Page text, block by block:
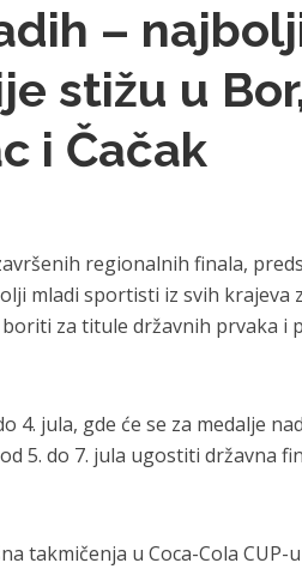
–
stižu u
i Čačak
regionalnih finala,
mladi sportisti iz svih krajeva
za titule državnih prvaka i
4. jula, gde će se za medalje
5. do 7. jula ugostiti državna
takmičenja u Coca-Cola CUP-